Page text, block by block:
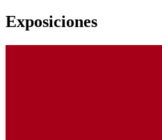
Exposiciones